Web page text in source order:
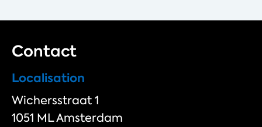
Contact
Localisation
Wichersstraat 1
1051 ML Amsterdam